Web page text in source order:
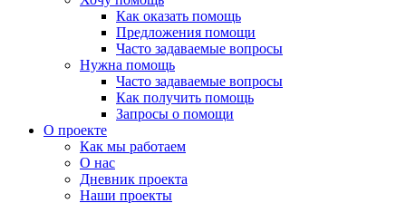
Как оказать помощь
Предложения помощи
Часто задаваемые вопросы
Нужна помощь
Часто задаваемые вопросы
Как получить помощь
Запросы о помощи
О проекте
Как мы работаем
О нас
Дневник проекта
Наши проекты